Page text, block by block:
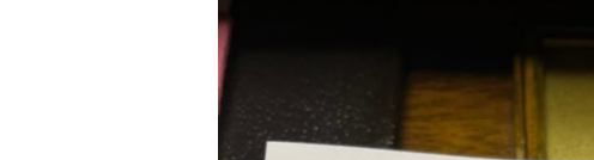
l'image
agrandie